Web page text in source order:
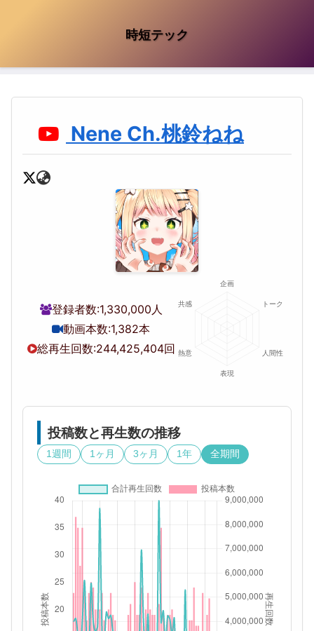
時短テック
Nene Ch.桃鈴ねね
登録者数:1,330,000人
動画本数:1,382本
総再生回数:244,425,404回
投稿数と再生数の推移
1週間 1ヶ月 3ヶ月 1年 全期間